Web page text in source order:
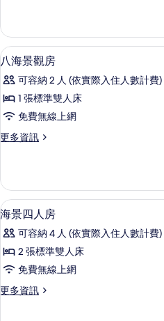
有
相
片
客
房
的
詳
情
顯
示
八
海
觀
的
所
有
相
片
14
八海景觀房
可容納 2 人 (依實際入住人數計費)
1 張標準雙人床
免費無線上網
更多資訊
更
景
觀
房
詳
情
顯
示
海
景
人
22
海景四人房
可容納 4 人 (依實際入住人數計費)
2 張標準雙人床
免費無線上網
更多資訊
更